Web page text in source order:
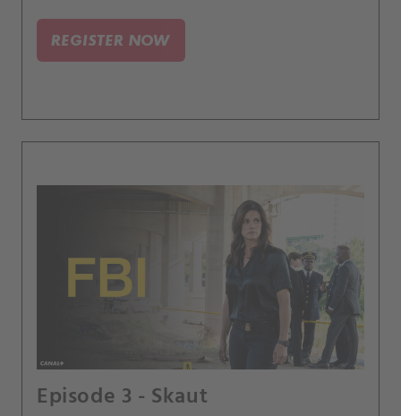
mezitím požádá přítele o pomoc s profilováním
podezřelých.
REGISTER NOW
Episode 3 - Skaut